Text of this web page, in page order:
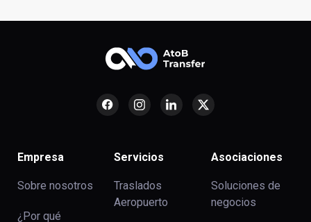
Empresa
Sobre nosotros
¿Por qué
Servicios
Traslados
Aeropuerto
Asociaciones
Soluciones de
negocios